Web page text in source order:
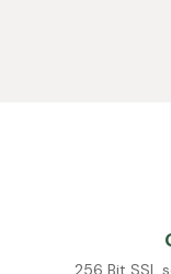
256 Bit SSL